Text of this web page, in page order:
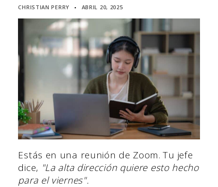
CHRISTIAN PERRY ▪ ABRIL 20, 2025
Estás en una reunión de Zoom. Tu jefe
dice, "La alta dirección quiere esto hecho
para el viernes".